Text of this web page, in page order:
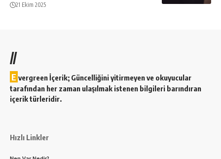
21 Ekim 2025
//
E vergreen İçerik; Güncelliğini yitirmeyen ve okuyucular
tarafından her zaman ulaşılmak istenen bilgileri barındıran
içerik türleridir.
Hızlı Linkler